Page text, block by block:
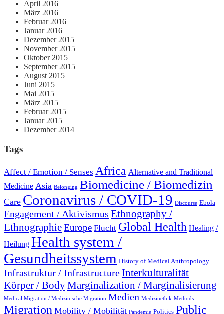
April 2016
März 2016
Februar 2016
Januar 2016
Dezember 2015
November 2015
Oktober 2015
September 2015
August 2015
Juni 2015
Mai 2015
März 2015
Februar 2015
Januar 2015
Dezember 2014
Tags
Affect / Emotion / Senses Africa Alternative and Traditional
Medicine Asia Belonging Biomedicine / Biomedizin
Care Coronavirus / COVID-19 Discourse Ebola
Engagement / Aktivismus Ethnography /
EthnographieEurope Flucht Global Health Healing /
Heilung Health system /
Gesundheitssystem History of Medical Anthropology
Infrastruktur / InfrastructureInterkulturalität
Körper / BodyMarginalization / Marginalisierung
Medical Migration / Medizinische Migration Medien Medizinethik Methods
Migration Mobility / Mobilität Pandemie Politics Public